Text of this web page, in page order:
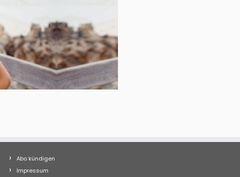
Abo kündigen
Impressum